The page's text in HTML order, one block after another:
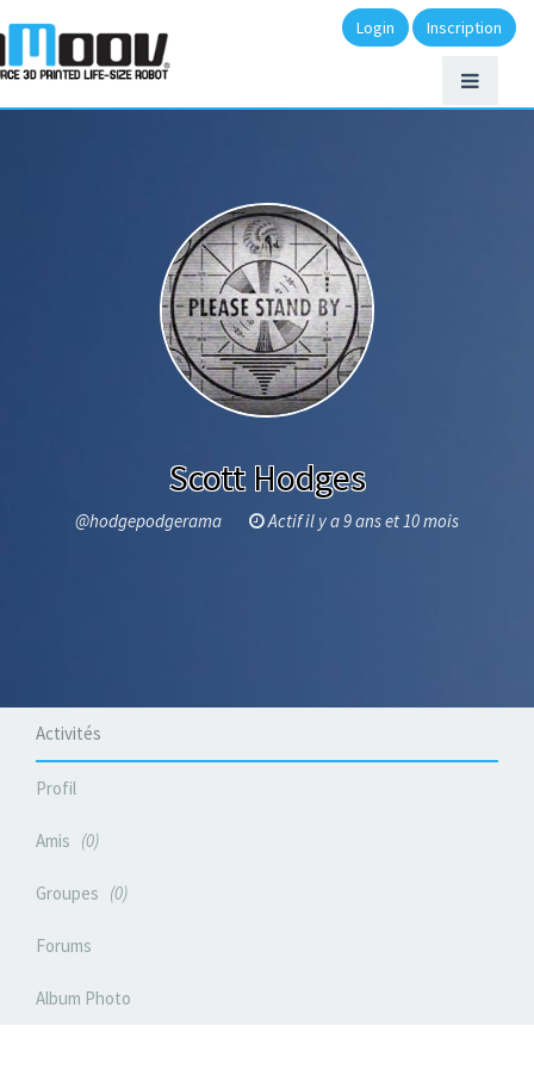
Login Inscription
Scott Hodges
@hodgepodgerama Actif il y a 9 ans et 10 mois
Activités
Profil
Amis 0
Groupes 0
Forums
Album Photo